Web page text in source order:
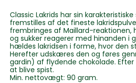
Classic Lakrids har sin
fremstilles af det fineste
frembringes af Maillard-
og sukker reagerer med hinanden i
hældes lakridsen i forme, hvor den
Herefter udskæres den og føres
gardin) af flydende chokolade.
at blive spist.
Min. nettovægt: 90 gram.